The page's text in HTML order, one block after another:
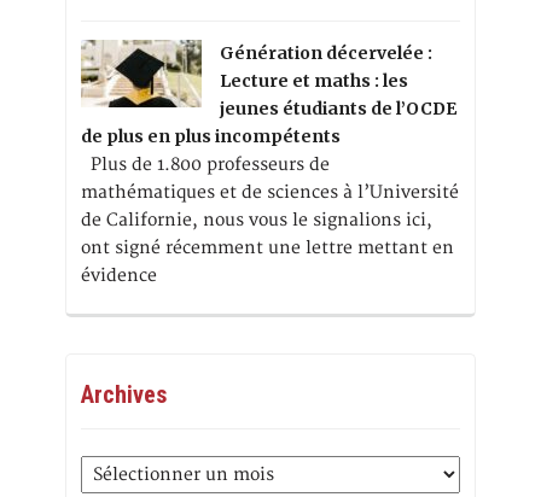
Génération décervelée :
Lecture et maths : les
jeunes étudiants de l’OCDE
de plus en plus incompétents
Plus de 1.800 professeurs de
mathématiques et de sciences à l’Université
de Californie, nous vous le signalions ici,
ont signé récemment une lettre mettant en
évidence
Archives
Archives